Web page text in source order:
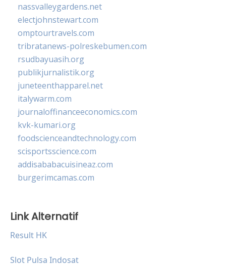
nassvalleygardens.net
electjohnstewart.com
omptourtravels.com
tribratanews-polreskebumen.com
rsudbayuasih.org
publikjurnalistik.org
juneteenthapparel.net
italywarm.com
journaloffinanceeconomics.com
kvk-kumari.org
foodscienceandtechnology.com
scisportsscience.com
addisababacuisineaz.com
burgerimcamas.com
Link Alternatif
Result HK
Slot Pulsa Indosat